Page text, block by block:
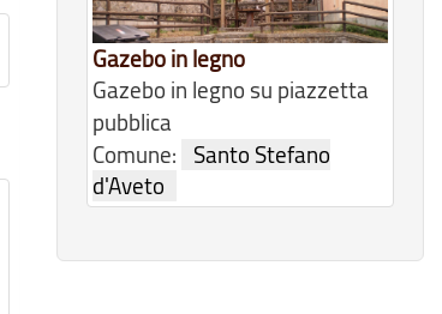
Gazebo in legno
Gazebo in legno su piazzetta
pubblica
Comune:
Santo Stefano
d'Aveto